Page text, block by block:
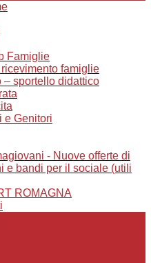
Famiglie
famiglie
– sportello didattico
e Genitori
- Nuove offerte di
e bandi per il sociale (utili
ROMAGNA